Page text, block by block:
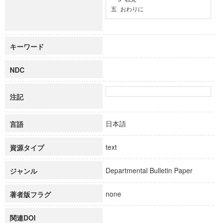
五 おわりに
キーワード
NDC
注記
言語 日本語
資源タイプ text
ジャンル Departmental Bulletin Paper
著者版フラグ none
関連DOI